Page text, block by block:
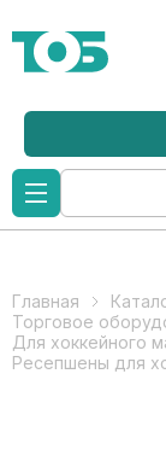
Главная
Торговое
Для хоккейного
Ресепшены для